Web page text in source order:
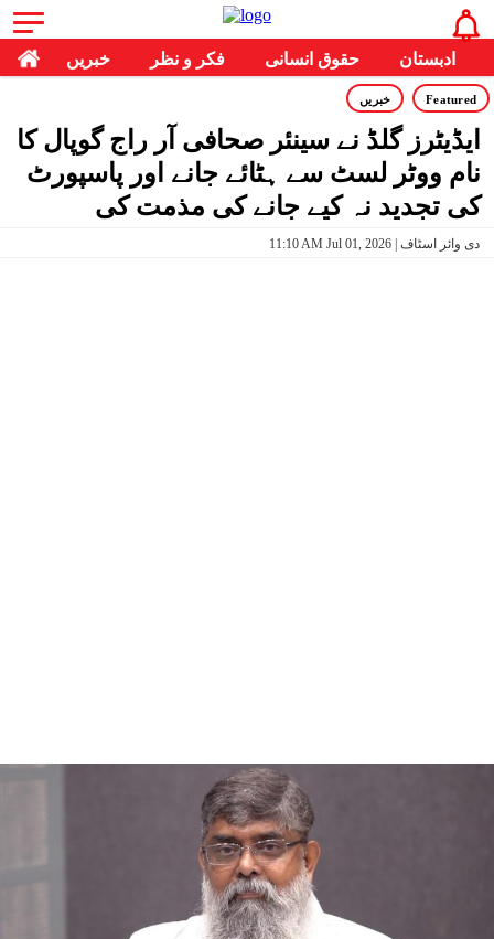
خبریں فکر و نظر حقوق انسانی ادبستان
Featured خبریں
ایڈیٹرز گلڈ نے سینئر صحافی آر راج گوپال کا
نام ووٹر لسٹ سے ہٹائے جانے اور پاسپورٹ
کی تجدید نہ کیے جانے کی مذمت کی
11:10 AM Jul 01, 2026 | دی وائر اسٹاف